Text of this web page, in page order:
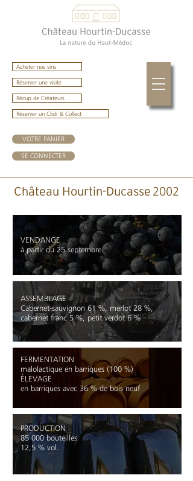
Acheter nos vins
Réserver une visite
Récup' de Créateurs
VOTRE PANIER
Réserver un Click & Collect
SE CONNECTER
Château Hourtin-Ducasse 2002
VENDANGE
à partir du 25 septembre
FERMENTATION
malolactique en barriques (100 %)
ÉLEVAGE
en barriques avec 36 % de bois neuf
PRODUCTION
85 000 bouteilles
12,5 % vol.
ASSEMBLAGE
Cabernet-sauvignon 61 %, merlot 28 %,
cabernet franc 5 %, petit verdot 6 %